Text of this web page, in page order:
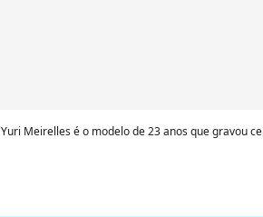
Yuri Meirelles é o modelo de 23 anos que gravou